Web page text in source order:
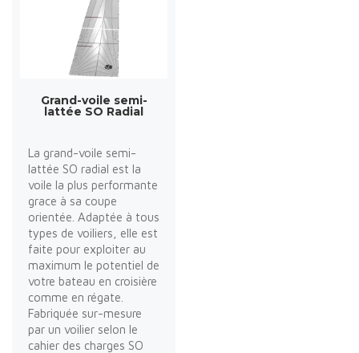
Grand-voile semi-
lattée SO Radial
La grand-voile semi-
lattée SO radial est la
voile la plus performante
grace à sa coupe
orientée. Adaptée à tous
types de voiliers, elle est
faite pour exploiter au
maximum le potentiel de
votre bateau en croisière
comme en régate.
Fabriquée sur-mesure
par un voilier selon le
cahier des charges SO